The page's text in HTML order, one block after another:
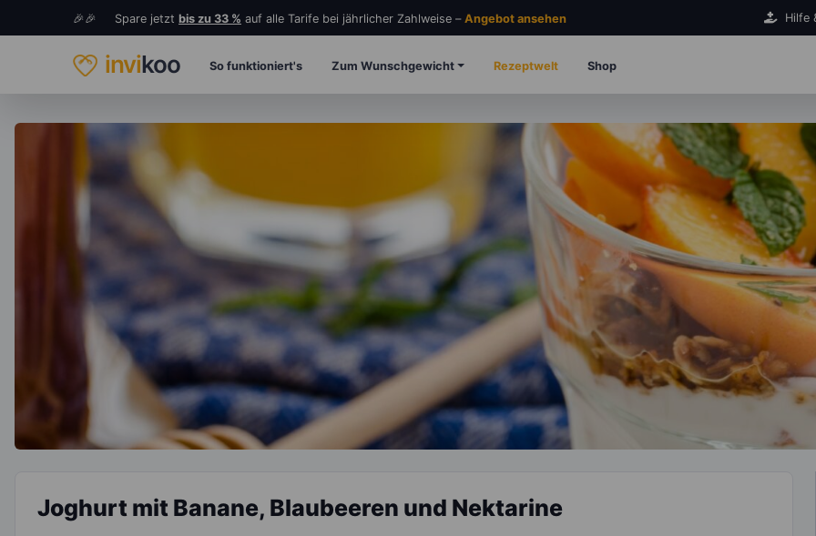
🎉🎉 Spare jetzt bis zu 33 % auf alle Tarife bei jährlicher Zahlweise – Angebot ansehen Hilfe
invikoo So funktioniert's Zum Wunschgewicht Rezeptwelt Shop
Joghurt mit Banane, Blaubeeren und Nektarine